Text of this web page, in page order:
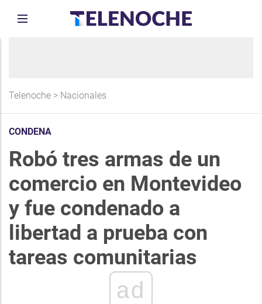
Telenoche > Nacionales
CONDENA
Robó tres armas de un
comercio en Montevideo
y fue condenado a
libertad a prueba con
tareas comunitarias
ad